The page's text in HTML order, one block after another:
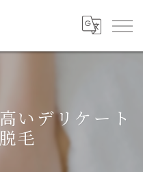
いデリケート
毛